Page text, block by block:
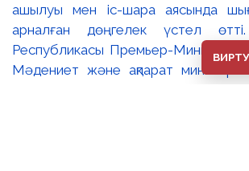
ашылуы мен іс-шара аясында
арналған дөңгелек үстел
Республикасы Премьер-
Мәдениет және ақпарат министрі